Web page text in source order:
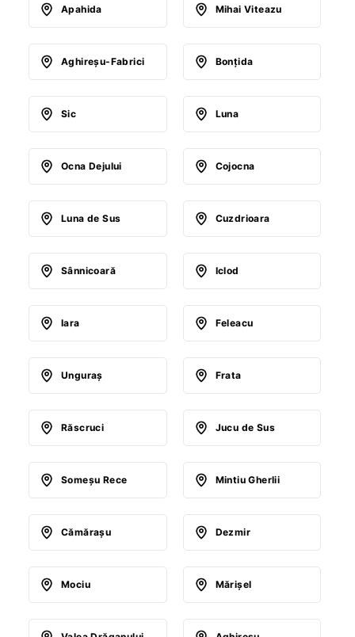
Apahida Mihai Viteazu
Aghireşu-Fabrici Bonţida
Sic Luna
Ocna Dejului Cojocna
Luna de Sus Cuzdrioara
Sânnicoară Iclod
Iara Feleacu
Unguraş Frata
Răscruci Jucu de Sus
Someşu Rece Mintiu Gherlii
Cămăraşu Dezmir
Mociu Mărişel